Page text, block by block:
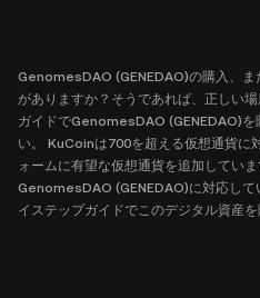
GenomesDAO (GENEDAO)の購入、ま
がありますか？そうであれば、正しい
ガイドでGenomesDAO (GENEDAO)を
い。 KuCoinは700を超える仮想通貨に
ォームに有望な仮想通貨を追加してい
GenomesDAO (GENEDAO)に対応して
イステップガイドでこのデジタル資産を